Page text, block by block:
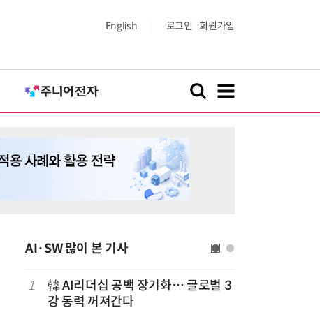
English 로그인 회원가입
AI·SW 많이 본 기사
1
韓 AI리더십 공백 장기화… 글로벌 3
강 동력 꺼져간다